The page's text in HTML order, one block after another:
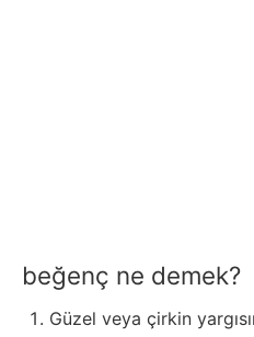
beğenç ne demek?
Güzel veya çirkin